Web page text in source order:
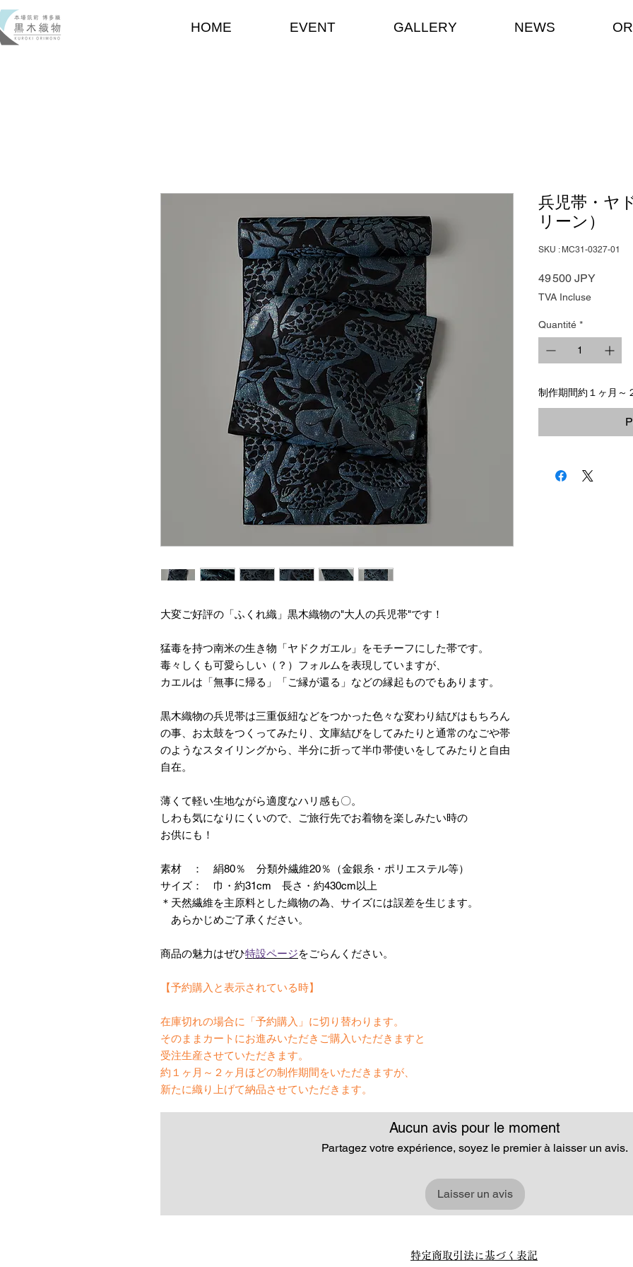
HOME EVENT GALLERY NEWS
大変ご好評の「ふくれ織」黒木織物の"大人の兵児帯"です！
猛毒を持つ南米の生き物「ヤドクガエル」をモチーフにした帯です。
毒々しくも可愛らしい（？）フォルムを表現していますが、
カエルは「無事に帰る」「ご縁が還る」などの縁起ものでもあります。
黒木織物の兵児帯は三重仮紐などをつかった色々な変わり結びはもちろん
の事、お太鼓をつくってみたり、文庫結びをしてみたりと通常のなごや帯
のようなスタイリングから、半分に折って半巾帯使いをしてみたりと自由
自在。
薄くて軽い生地ながら適度なハリ感も〇。
しわも気になりにくいので、ご旅行先でお着物を楽しみたい時の
お供にも！
素材 ： 絹80％ 分類外繊維20％（金銀糸・ポリエステル等）
サイズ： 巾・約31cm 長さ・約430cm以上
＊天然繊維を主原料とした織物の為、サイズには誤差を生じます。
あらかじめご了承ください。
商品の魅力はぜひ特設ページをごらんください。
【予約購入と表示されている時】
在庫切れの場合に「予約購入」に切り替わります。
そのままカートにお進みいただきご購入いただきますと
受注生産させていただきます。
約１ヶ月～２ヶ月ほどの制作期間をいただきますが、
新たに織り上げて納品させていただきます。
兵児帯・ヤ
リーン）
SKU : MC31-0327-01
49 500 JPYPrix
TVA Incluse
Quantité *
制作期間約１ヶ月～
Aucun avis pour le moment
Partagez votre expérience, soyez le premier à laisser un avis.
Laisser un avis
特定商取引法に基づく表記